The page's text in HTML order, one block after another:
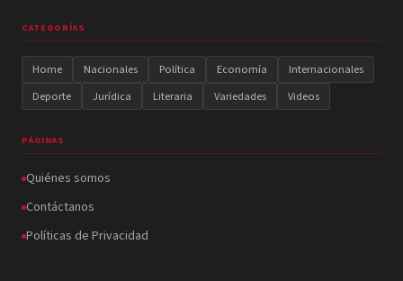
CATEGORÍAS
Home Nacionales Política Economía
Internacionales
Deporte
Jurídica Literaria Variedades Videos
PÁGINAS
Quiénes somos
Contáctanos
Políticas de Privacidad